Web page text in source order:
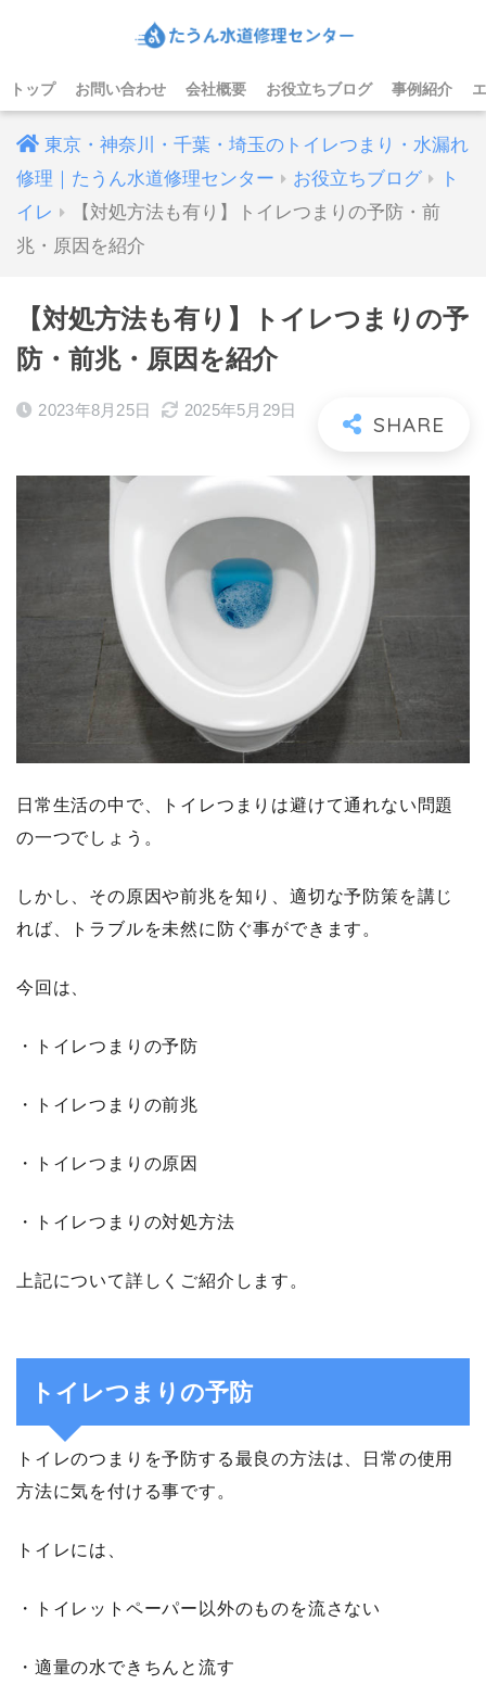
トップ お問い合わせ 会社概要 お役立ちブログ 事例紹介
東京・神奈川・千葉・埼玉のトイレつまり・水漏れ
修理｜たうん水道修理センター
お役立ちブログ
ト
イレ
【対処方法も有り】トイレつまりの予防・前
兆・原因を紹介
【対処方法も有り】トイレつまりの予
防・前兆・原因を紹介
2023年8月25日 2025年5月29日
日常生活の中で、トイレつまりは避けて通れない問題
の一つでしょう。
しかし、その原因や前兆を知り、適切な予防策を講じ
れば、トラブルを未然に防ぐ事ができます。
今回は、
・トイレつまりの予防
・トイレつまりの前兆
・トイレつまりの原因
・トイレつまりの対処方法
上記について詳しくご紹介します。
トイレつまりの予防
トイレのつまりを予防する最良の方法は、日常の使用
方法に気を付ける事です。
トイレには、
・トイレットペーパー以外のものを流さない
・適量の水できちんと流す